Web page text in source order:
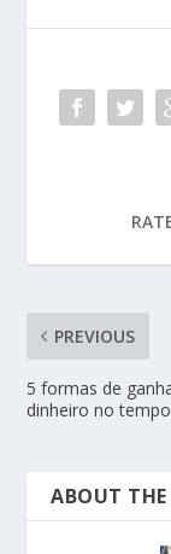
PREVIOUS
5 formas de
dinheiro no
ABOUT